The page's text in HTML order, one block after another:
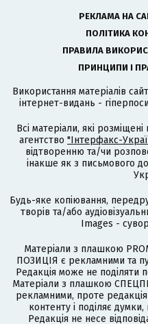
РЕКЛАМА НА
ПОЛІТИКА
ПРАВИЛА
ПРИНЦИПИ І
Використання матеріалів
інтернет-видань -
Всі матеріали, які
агентство "Інтерфакс-
відтворенню та/чи
інакше як з письмового
Будь-яке копіювання,
творів та/або
Images -
Матеріали з плашкою
ПОЗИЦІЯ є рекламними та
Редакція може не поділяти
Матеріали з плашкою
рекламними, проте редакція
контенту і поділяє
Редакція не несе